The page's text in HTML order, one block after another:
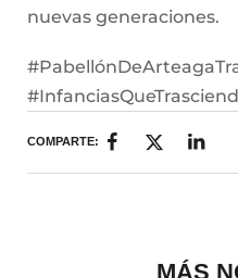
nuevas generaciones.
COMPARTE:
MÁS